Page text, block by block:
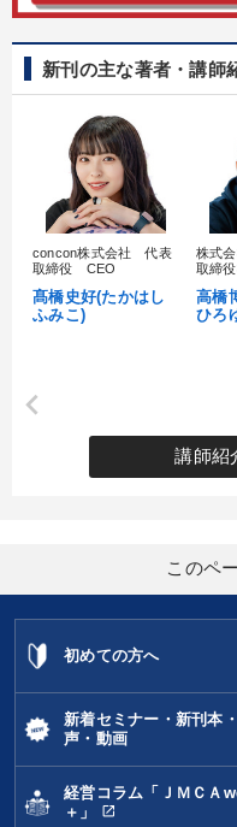
サービス 聞き手・作間
モノづくり リベラルア
中村天風 労務問題・リ
※「更新」を押すと「タグ・キーワード
新刊の主な著者・講師
concon株式会社 代表
取締役 CEO
髙橋史好(たかはし
ふみこ)
株式
取締
高橋
ひろ
講師紹
このペ
初めての方へ
新着セミナー・新刊本
声・動画
経営コラム「ＪＭＣＡ
＋」
open_in_new